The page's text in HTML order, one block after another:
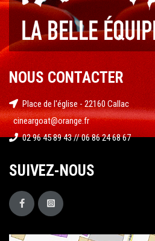
NOUS CONTACTER
Place de l'église - 22160 Callac
cineargoat@orange.fr
02 96 45 89 43 // 06 86 24 68 67
SUIVEZ-NOUS